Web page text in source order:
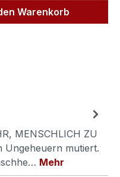
Warenkorb
MENSCHLICH ZU
Ungeheuern mutiert.
Mehr